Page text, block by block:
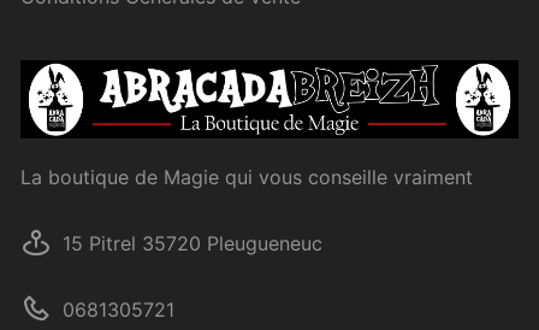
La boutique de Magie qui vous conseille vraiment
15 Pitrel 35720 Pleugueneuc
0681305721